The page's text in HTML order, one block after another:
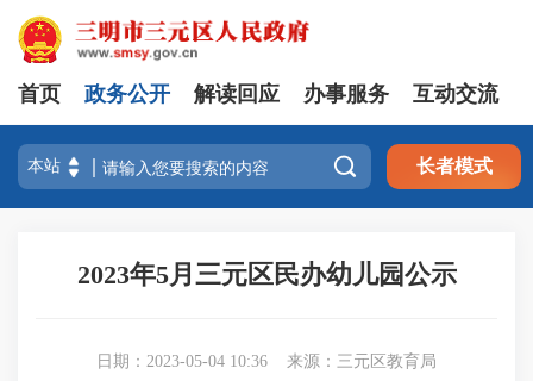
首页 政务公开 解读回应 办事服务 互动交流
 长者模式
2023年5月三元区民办幼儿园公示
日期：2023-05-04 10:36 来源：三元区教育局